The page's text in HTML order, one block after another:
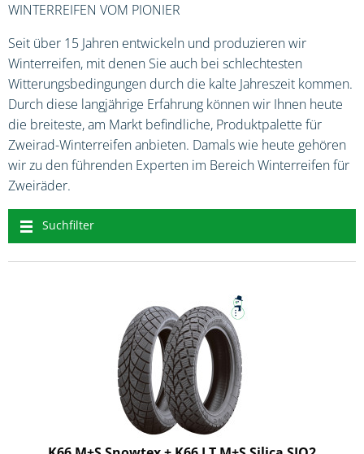
WINTERREIFEN VOM PIONIER
Seit über 15 Jahren entwickeln und produzieren wir
Winterreifen, mit denen Sie auch bei schlechtesten
Witterungsbedingungen durch die kalte Jahreszeit kommen.
Durch diese langjährige Erfahrung können wir Ihnen heute
die breiteste, am Markt befindliche, Produktpalette für
Zweirad-Winterreifen anbieten. Damals wie heute gehören
wir zu den führenden Experten im Bereich Winterreifen für
Zweiräder.
Suchfilter